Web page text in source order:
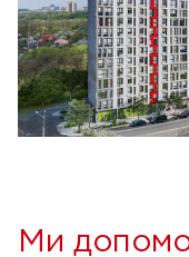
Ми